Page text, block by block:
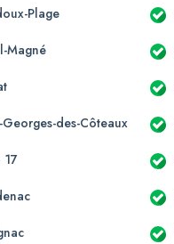
Plage
Magné
Georges-des-Côteaux
17